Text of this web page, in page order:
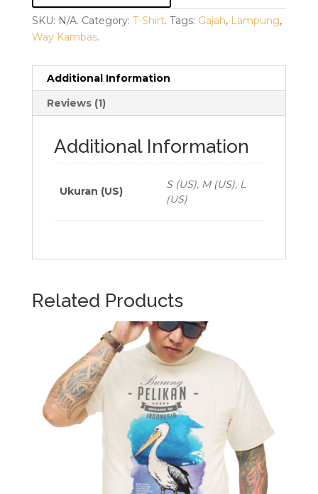
SKU: N/A. Category: T-Shirt. Tags: Gajah, Lampung,
Way Kambas.
Additional Information
Reviews (1)
Additional Information
Ukuran (US)
S (US), M (US), L
(US)
Related Products